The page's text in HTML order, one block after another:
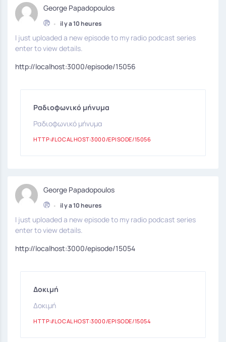
George Papadopoulos
• il y a 10 heures
I just uploaded a new episode to my radio podcast series
enter to view details.
http://localhost:3000/episode/15056
Ραδιοφωνικό μήνυμα
Ραδιοφωνικό μήνυμα
HTTP://LOCALHOST:3000/EPISODE/15056
George Papadopoulos
• il y a 10 heures
I just uploaded a new episode to my radio podcast series
enter to view details.
http://localhost:3000/episode/15054
Δοκιμή
Δοκιμή
HTTP://LOCALHOST:3000/EPISODE/15054